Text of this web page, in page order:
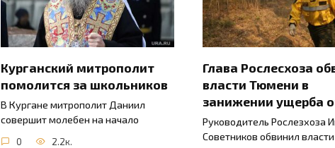
Курганский митрополит
помолится за школьников
В Кургане митрополит Даниил
совершит молебен на начало
0 2.2к.
Глава Рослесхоза
власти Тюмени в
занижении ущерба
Руководитель Рослезхоза
Советников обвинил власти